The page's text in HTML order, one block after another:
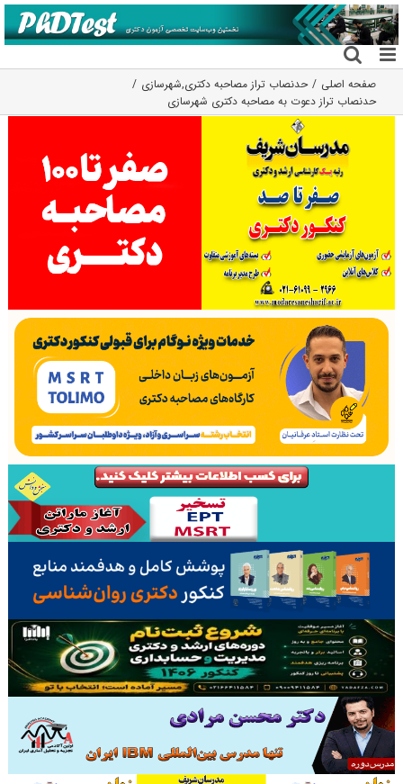
رفتن
به
محتوا
صفحه اصلی حدنصاب تراز مصاحبه دکتری,شهرسازی
حدنصاب تراز دعوت به مصاحبه دکتری شهرسازی